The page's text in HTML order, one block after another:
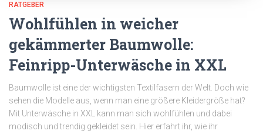
RATGEBER
Wohlfühlen in weicher
gekämmerter Baumwolle:
Feinripp-Unterwäsche in XXL
Baumwolle ist eine der wichtigsten Textilfasern der Welt. Doch wie
sehen die Modelle aus, wenn man eine größere Kleidergröße hat?
Mit Unterwäsche in XXL kann man sich wohlfühlen und dabei
modisch und trendig gekleidet sein. Hier erfahrt ihr, wie ihr